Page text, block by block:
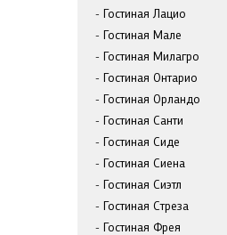
Гостиная Лацио
Гостиная Мале
Гостиная Милагро
Гостиная Онтарио
Гостиная Орландо
Гостиная Санти
Гостиная Сиде
Гостиная Сиена
Гостиная Сиэтл
Гостиная Стреза
Гостиная Фрея